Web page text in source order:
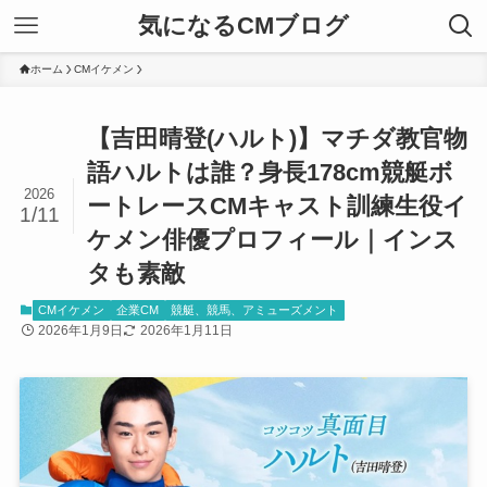
気になるCMブログ
ホーム CMイケメン
【吉田晴登(ハルト)】マチダ教官物
語ハルトは誰？身長178cm競艇ボ
ートレースCMキャスト訓練生役イ
ケメン俳優プロフィール｜インス
タも素敵
2026
1/11
CMイケメン 企業CM 競艇、競馬、アミューズメント
2026年1月9日 2026年1月11日